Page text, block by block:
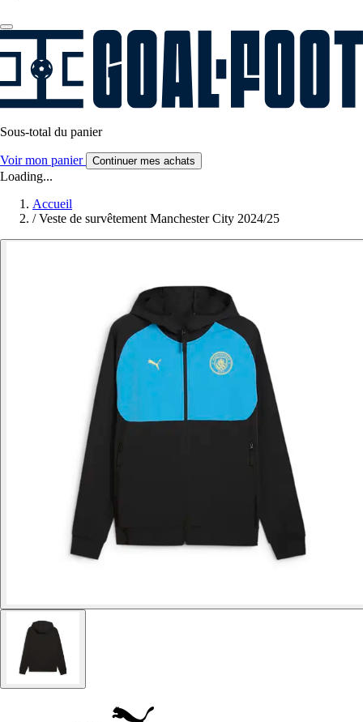
Sous-total du panier
Voir mon panier Continuer mes achats
Loading...
Accueil
/ Veste de survêtement Manchester City 2024/25